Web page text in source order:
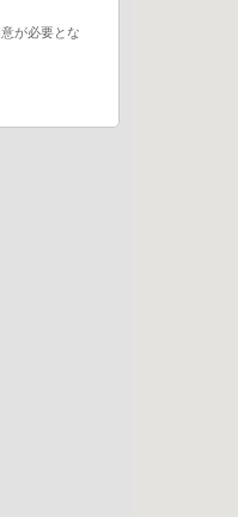
が必要とな